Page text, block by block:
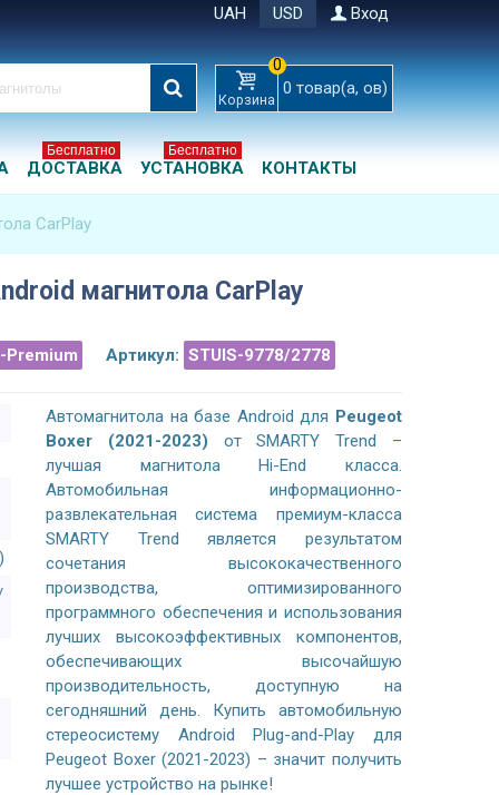
UAH USD Вход
Корзина
0
0 товар(а, ов)
ДОСТАВКА
Бесплатно
УСТАНОВКА
Бесплатно
КОНТАКТЫ
CarPlay
магнитола CarPlay
Premium Артикул: STUIS-9778/2778
Автомагнитола на базе Android для Peugeot
Boxer (2021-2023) от SMARTY Trend –
лучшая магнитола Hi-End класса.
Автомобильная информационно-
развлекательная система премиум-класса
SMARTY Trend является результатом
сочетания высококачественного
производства, оптимизированного
программного обеспечения и использования
лучших высокоэффективных компонентов,
обеспечивающих высочайшую
производительность, доступную на
сегодняшний день. Купить автомобильную
стереосистему Android Plug-and-Play для
Peugeot Boxer (2021-2023) – значит получить
лучшее устройство на рынке!